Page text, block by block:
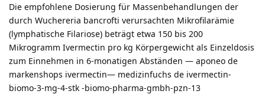
Die empfohlene Dosierung für Massenbehandlungen der
durch Wuchereria bancrofti verursachten Mikrofilarämie
(lymphatische Filariose) beträgt etwa 150 bis 200
Mikrogramm Ivermectin pro kg Körpergewicht als Einzeldosis
zum Einnehmen in 6-monatigen Abständen — aponeo de
markenshops ivermectin— medizinfuchs de ivermectin-
biomo-3-mg-4-stk -biomo-pharma-gmbh-pzn-13